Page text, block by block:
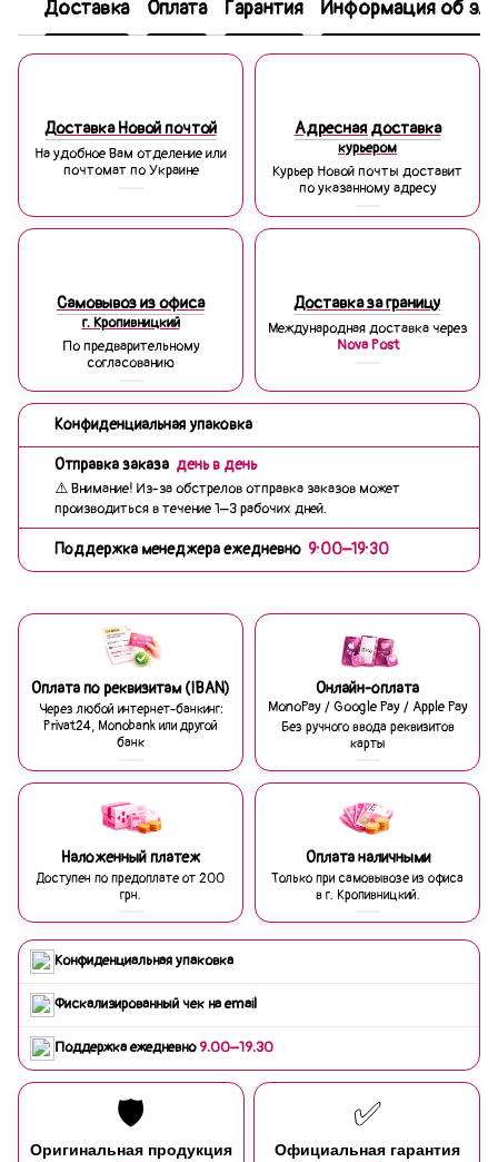
Доставка Оплата Гарантия Информация об
Доставка Новой почтой
На удобное Вам отделение или
почтомат по Украине
Адресная доставка
курьером
Курьер Новой почты доставит
по указанному адресу
Самовывоз из офиса
г. Кропивницкий
По предварительному
согласованию
Доставка за границу
Международная доставка через
Nova Post
Конфиденциальная упаковка
Отправка заказа день в день
⚠️ Внимание! Из-за обстрелов отправка заказов может
производиться в течение 1–3 рабочих дней.
Поддержка менеджера ежедневно 9:00–19:30
Оплата по реквизитам (IBAN)
Через любой интернет-банкинг:
Privat24, Monobank или другой
банк
Онлайн-оплата
MonoPay / Google Pay / Apple Pay
Без ручного ввода реквизитов
карты
Наложенный платеж
Доступен по предоплате от 200
грн.
Оплата наличными
Только при самовывозе из офиса
в г. Кропивницкий.
Конфиденциальная упаковка
Фискализированный чек на email
Поддержка ежедневно9:00–19:30
🛡️
Оригинальная продукция
✅
Официальная гарантия